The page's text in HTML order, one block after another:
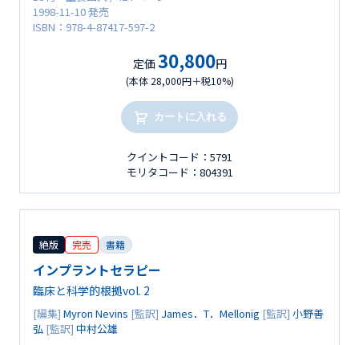
1998-11-10 発売
ISBN：978-4-87417-597-2
定価 30,800円
(本体 28,000円＋税10%)
カートに入れる
クイントコード：5791
モリタコード：804391
絶版 完売 書籍
インプラントセラピー
臨床と科学的根拠vol. 2
[編集] Myron Nevins [監訳] James．T．Mellonig [監訳] 小野善
弘 [監訳] 中村公雄